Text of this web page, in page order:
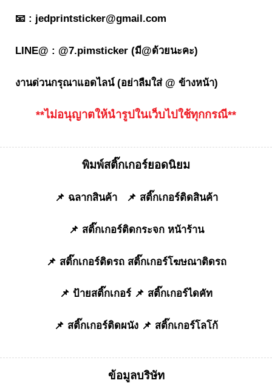
📧 : jedprintsticker@gmail.com
LINE@ : @7.pimsticker (มี@ด้วยนะคะ)
งานด่วนกรุณาแอดไลน์ (อย่าลืมใส่ @ ข้างหน้า)
**ไม่อนุญาตให้นำรูปในเว็บไปใช้ทุกกรณี**
พิมพ์สติ๊กเกอร์ยอดนิยม
📌 ฉลากสินค้า📌 สติ๊กเกอร์ติดสินค้า
📌 สติ๊กเกอร์ติดกระจก หน้าร้าน
📌 สติ๊กเกอร์ติดรถ สติ๊กเกอร์โฆษณาติดรถ
📌 ป้ายสติ๊กเกอร์ 📌 สติ๊กเกอร์ไดคัท
📌 สติ๊กเกอร์ติดผนัง 📌 สติ๊กเกอร์โลโก้
ข้อมูลบริษัท